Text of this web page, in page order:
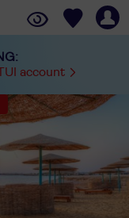
account